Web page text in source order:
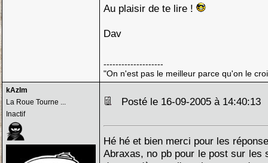
Au plaisir de te lire !
Dav
--------------------
"On n'est pas le meilleur parce qu'on le
kAzIm
La Roue Tourne ...
Inactif
Posté le 16-09-2005 à
Hé hé et bien merci pour les
Abraxas, no pb pour le post sur les